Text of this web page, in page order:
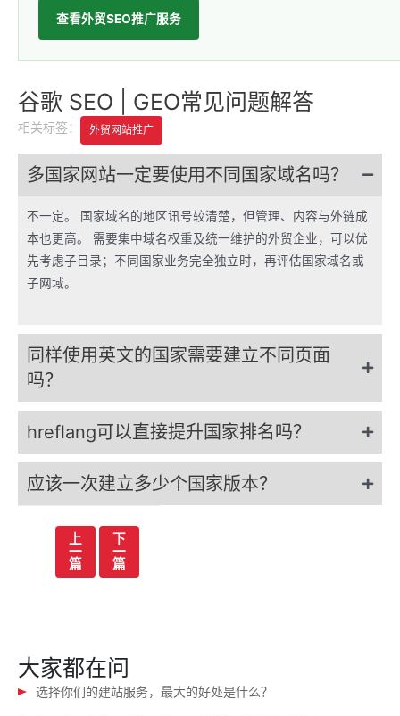
查看外贸SEO推广服务
谷歌 SEO | GEO常见问题解答
相关标签： 外贸网站推广
多国家网站一定要使用不同国家域名吗？
不一定。 国家域名的地区讯号较清楚，但管理、内容与外链成
本也更高。 需要集中域名权重及统一维护的外贸企业，可以优
先考虑子目录；不同国家业务完全独立时，再评估国家域名或
子网域。
同样使用英文的国家需要建立不同页面
吗？
hreflang可以直接提升国家排名吗？
应该一次建立多少个国家版本？
上
一
篇
下
一
篇
大家都在问
选择你们的建站服务，最大的好处是什么？